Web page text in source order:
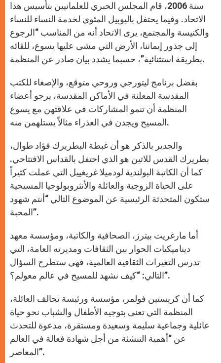
سنة 2006، قام المجلس الحبري للعلمانيين بتأسيس هذا
الاتحاد. وفيما يحتفل باليوبيل المئوي لخدمة النساء للنساء
والكنيسة والمجتمع، يرى الاتحاد أنه من المناسب “الرجوع
إلى جذور إيماننا، الأرض التي مشى عليها يسوع، للقائه
بطريقة استثنائية”، حسبما يشدد بيان صادر عن المنظمة.
بفضل برنامج ليتورجي وروحي متوقع، والإصغاء للكتب
المقدسة المعلنة في الأماكن المقدسة، يرجو أعضاء
المنظمة أن تنمو المشاركات في علاقتهن مع يسوع
المسيح ويجدن في العذراء مثالاً يستلهمن منه.
والجدير بالذكر هو أن غبطة البطريرك فؤاد طوال،
بطريرك القدس للاتين هو الذي احتفل بالقداس الافتتاحي.
كما أن الكاتبة البولندية لودميلا غريغييل التي عملت كثيراً
على الحياة الزوجية والعائلة والأنثروبولوجيا المسيحية
ستكون المتحدثة الرئيسية عن الموضوع التالي “أنتم شهود
المحبة”.
أما مارغريت بيترز، الصحافية والكاتبة، ومؤسسة معهد
ديناميكيات الحوار بين الثقافات ومديرته العامة، التي
تدرس التغيرات الثقافية العالمية، فهي ستطرح السؤال
التالي: “كيف نشهد للمسيح في عالم معولم؟”.
كما أن كريستين فولمر، مؤسسة ورئيسة تحالف العائلة،
المنظمة التي تعنى بتوجيه الأطفال والشباب نحو حياة
عائلية وجماعية سليمة وسعيدة ومستقرة، مدعوة للتحدث
عن “أهمية التنشئة من أجل شهادة فعالة في العالم
المعاصر”.